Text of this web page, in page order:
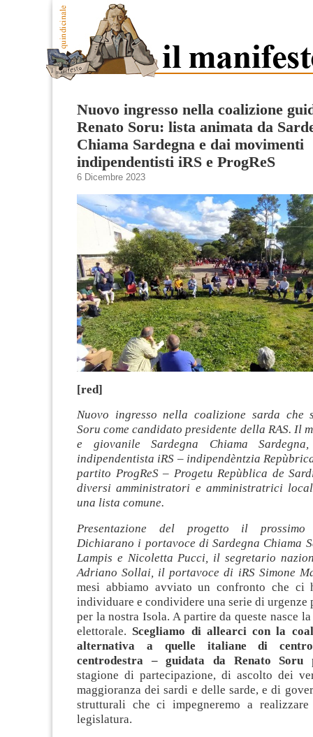
Nuovo ingresso nella coalizione
Renato Soru: lista animata da
Chiama Sardegna e dai movimenti
indipendentisti iRS e ProgReS
6 Dicembre 2023
[red]
Nuovo ingresso nella coalizione sarda che
Soru come candidato presidente della RAS. Il
e giovanile Sardegna Chiama
indipendentista iRS – indipendèntzia
partito ProgReS – Progetu Repùblica de
diversi amministratori e amministratrici
una lista comune.
Presentazione del progetto il prossimo
Dichiarano i portavoce di Sardegna Chiama
Lampis e Nicoletta Pucci, il segretario
Adriano Sollai, il portavoce di iRS Simone
mesi abbiamo avviato un confronto che ci
individuare e condividere una serie di urgenze
per la nostra Isola. A partire da queste nasce
elettorale. Scegliamo di allearci con la
alternativa a quelle italiane di
centrodestra – guidata da Renato Soru
stagione di partecipazione, di ascolto dei
maggioranza dei sardi e delle sarde, e di
strutturali che ci impegneremo a realizzare
legislatura.